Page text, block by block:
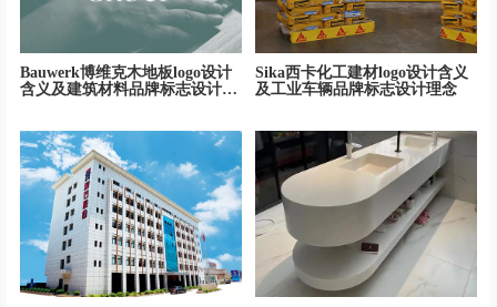
Bauwerk博维克木地板logo设计
含义及建筑材料品牌标志设计理
Sika西卡化工建材logo设计含义
及工业车辆品牌标志设计理念